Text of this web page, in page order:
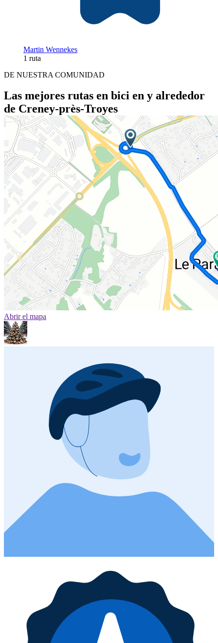
Martin Wennekes
1 ruta
DE NUESTRA COMUNIDAD
Las mejores rutas en bici en y alrededor
de Creney-près-Troyes
Abrir el mapa